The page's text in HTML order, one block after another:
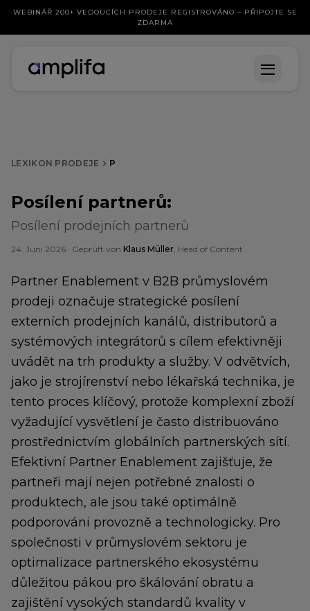
WEBINÁŘ 200+ VEDOUCÍCH PRODEJE REGISTROVÁNO – PŘIPOJTE SE
ZDARMA
LEXIKON PRODEJE P
Posílení partnerů:
Posílení prodejních partnerů
24. Juni 2026 · Geprüft von Klaus Müller, Head of Content
Partner Enablement v B2B průmyslovém
prodeji označuje strategické posílení
externích prodejních kanálů, distributorů a
systémových integrátorů s cílem efektivněji
uvádět na trh produkty a služby. V odvětvích,
jako je strojírenství nebo lékařská technika, je
tento proces klíčový, protože komplexní zboží
vyžadující vysvětlení je často distribuováno
prostřednictvím globálních partnerských sítí.
Efektivní Partner Enablement zajišťuje, že
partneři mají nejen potřebné znalosti o
produktech, ale jsou také optimálně
podporováni provozně a technologicky. Pro
společnosti v průmyslovém sektoru je
optimalizace partnerského ekosystému
důležitou pákou pro škálování obratu a
zajištění vysokých standardů kvality v